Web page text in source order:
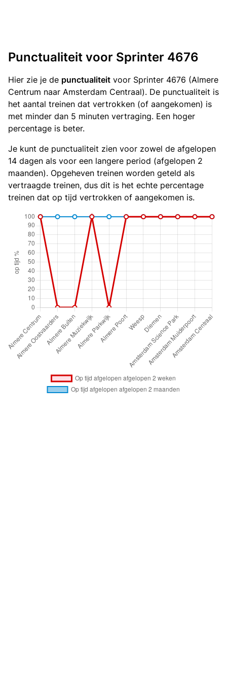
Punctualiteit voor Sprinter 4676
Hier zie je de punctualiteit voor Sprinter 4676 (Almere
Centrum naar Amsterdam Centraal). De punctualiteit is
het aantal treinen dat vertrokken (of aangekomen) is
met minder dan 5 minuten vertraging. Een hoger
percentage is beter.
Je kunt de punctualiteit zien voor zowel de afgelopen
14 dagen als voor een langere period (afgelopen 2
maanden). Opgeheven treinen worden geteld als
vertraagde treinen, dus dit is het echte percentage
treinen dat op tijd vertrokken of aangekomen is.